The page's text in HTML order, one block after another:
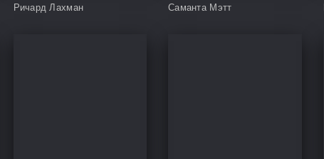
Ричард Лахман Саманта Мэтт